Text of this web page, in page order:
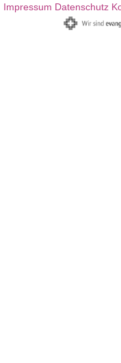
Impressum Datenschutz